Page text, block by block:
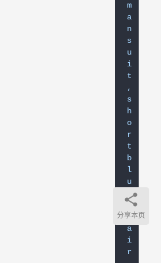
m
a
n
s
u
i
t
,
s
h
o
r
t
b
l
u
t
h
a
i
r
分享本页